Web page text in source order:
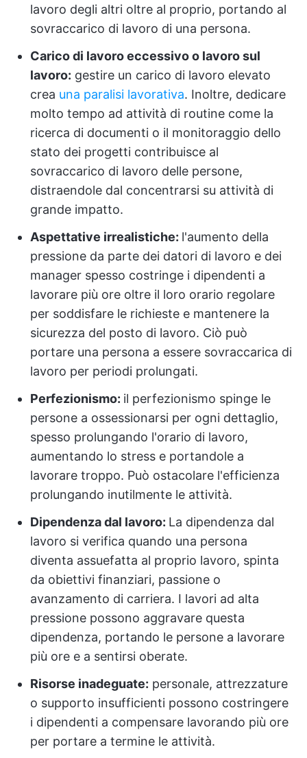
lavoro degli altri oltre al proprio, portando al
sovraccarico di lavoro di una persona.
Carico di lavoro eccessivo o lavoro sul
lavoro: gestire un carico di lavoro elevato
crea una paralisi lavorativa. Inoltre, dedicare
molto tempo ad attività di routine come la
ricerca di documenti o il monitoraggio dello
stato dei progetti contribuisce al
sovraccarico di lavoro delle persone,
distraendole dal concentrarsi su attività di
grande impatto.
Aspettative irrealistiche: l'aumento della
pressione da parte dei datori di lavoro e dei
manager spesso costringe i dipendenti a
lavorare più ore oltre il loro orario regolare
per soddisfare le richieste e mantenere la
sicurezza del posto di lavoro. Ciò può
portare una persona a essere sovraccarica di
lavoro per periodi prolungati.
Perfezionismo: il perfezionismo spinge le
persone a ossessionarsi per ogni dettaglio,
spesso prolungando l'orario di lavoro,
aumentando lo stress e portandole a
lavorare troppo. Può ostacolare l'efficienza
prolungando inutilmente le attività.
Dipendenza dal lavoro: La dipendenza dal
lavoro si verifica quando una persona
diventa assuefatta al proprio lavoro, spinta
da obiettivi finanziari, passione o
avanzamento di carriera. I lavori ad alta
pressione possono aggravare questa
dipendenza, portando le persone a lavorare
più ore e a sentirsi oberate.
Risorse inadeguate: personale, attrezzature
o supporto insufficienti possono costringere
i dipendenti a compensare lavorando più ore
per portare a termine le attività.